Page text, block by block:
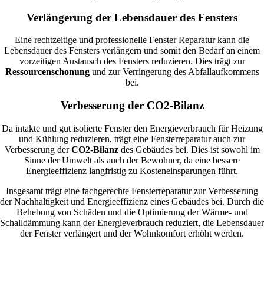
Verlängerung der Lebensdauer des Fensters
Eine rechtzeitige und professionelle Fenster Reparatur kann die
Lebensdauer des Fensters verlängern und somit den Bedarf an einem
vorzeitigen Austausch des Fensters reduzieren. Dies trägt zur
Ressourcenschonungund zur Verringerung des Abfallaufkommens
bei.
Verbesserung der CO2-Bilanz
Da intakte und gut isolierte Fenster den Energieverbrauch für Heizung
und Kühlung reduzieren, trägt eine Fensterreparatur auch zur
Verbesserung derCO2-Bilanzdes Gebäudes bei. Dies ist sowohl im
Sinne der Umwelt als auch der Bewohner, da eine bessere
Energieeffizienz langfristig zu Kosteneinsparungen führt.
Insgesamt trägt eine fachgerechte Fensterreparatur zur Verbesserung
der Nachhaltigkeit und Energieeffizienz eines Gebäudes bei. Durch die
Behebung von Schäden und die Optimierung der Wärme- und
Schalldämmung kann der Energieverbrauch reduziert, die Lebensdauer
der Fenster verlängert und der Wohnkomfort erhöht werden.